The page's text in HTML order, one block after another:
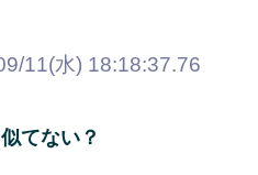
11(水) 18:18:37.76
てない？